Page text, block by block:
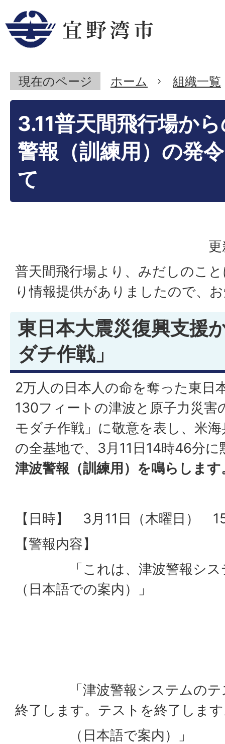
現在のページ ホーム 組織一覧
3.11普天間飛行場か
警報（訓練用）の発
て
普天間飛行場より、みだしのこ
り情報提供がありましたので、
東日本大震災復興支援
ダチ作戦」
2万人の日本人の命を奪った東日
130フィートの津波と原子力災害
モダチ作戦」に敬意を表し、米
の全基地で、3月11日14時46分
津波警報（訓練用）を鳴らします
【日時】 3月11日（木曜日）
【警報内容】
「これは、津波警報システ
（日本語での案内）」
「津波警報システムのテス
終了します。テストを終了しま
（日本語で案内）」